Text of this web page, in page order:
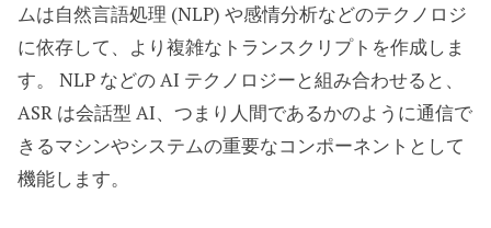
ムは自然言語処理 (NLP) や感情分析などのテクノロジ
に依存して、より複雑なトランスクリプトを作成しま
す。 NLP などの AI テクノロジーと組み合わせると、
ASR は会話型 AI、つまり人間であるかのように通信で
きるマシンやシステムの重要なコンポーネントとして
機能します。